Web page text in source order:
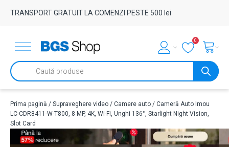
TRANSPORT GRATUIT LA COMENZI PESTE 500 lei
0
Products
search
Prima pagină / Supraveghere video / Camere auto / Cameră Auto Imou
LC-CDR8411-W-T800, 8 MP, 4K, Wi-Fi, Unghi 136°, Starlight Night Vision,
Slot Card